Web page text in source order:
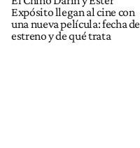
Expósito llegan al cine con
una nueva película: fecha de
estreno y de qué trata